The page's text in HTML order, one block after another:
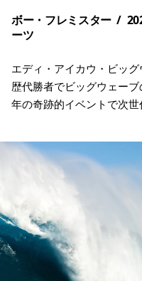
ボー・フレミスター /
ーツ
エディ・アイカウ・ビッ
歴代勝者でビッグウェー
年の奇跡的イベントで次世